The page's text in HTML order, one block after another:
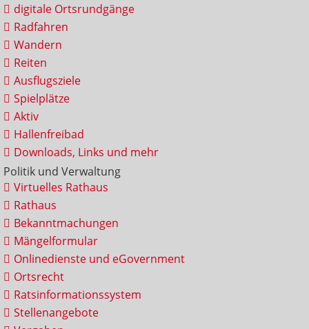
digitale Ortsrundgänge
Radfahren
Wandern
Reiten
Ausflugsziele
Spielplätze
Aktiv
Hallenfreibad
Downloads, Links und mehr
Politik und Verwaltung
Virtuelles Rathaus
Rathaus
Bekanntmachungen
Mängelformular
Onlinedienste und eGovernment
Ortsrecht
Ratsinformationssystem
Stellenangebote